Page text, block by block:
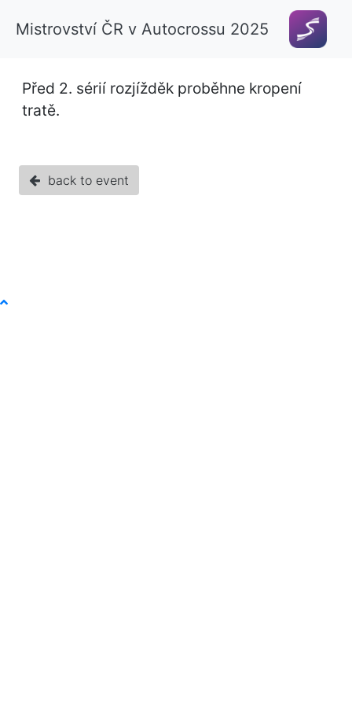
Mistrovství ČR v Autocrossu 2025
Před 2. sérií rozjížděk proběhne kropení
tratě.
back to event